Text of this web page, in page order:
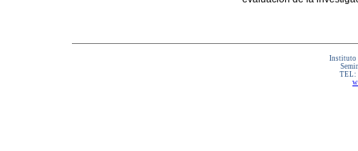
Instituto
TEL: